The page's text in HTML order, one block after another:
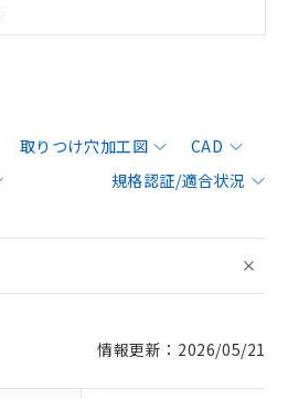
取りつけ穴加工図
CAD
規格認証/適合状況
情報更新：2026/05/21